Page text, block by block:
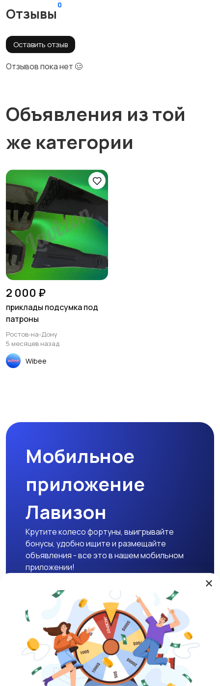
Отзывы
0
Оставить отзыв
Отзывов пока нет 🥴
Объявления из той
же категории
2 000 ₽
приклады подсумка под
патроны
Ростов-на-Дону
5 месяцев назад
Wibee
Мобильное
приложение
Лавизон
Крутите колесо фортуны, выигрывайте
бонусы, удобно ищите и размещайте
объявления - все это в нашем мобильном
приложении!
Скачать APK
Магазины Блог
О нас
Служба поддержки
☕ Поддержать проект
×